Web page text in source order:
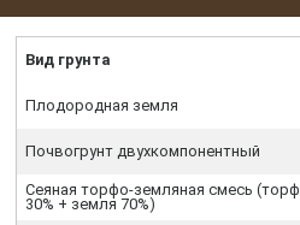
Вид грунта
Плодородная земля
Почвогрунт двухкомпонентный
Сеяная торфо-земляная смесь (торф
30% + земля 70%)